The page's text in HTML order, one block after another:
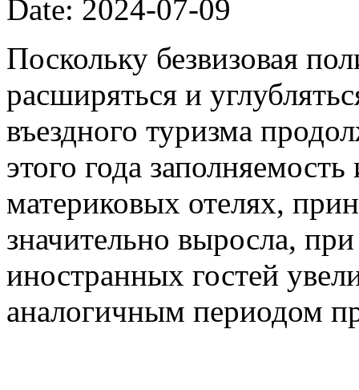
Date: 2024-07-09
Поскольку безвизовая
расширяться и
въездного туризма
этого года
материковых отелях,
значительно выросла,
иностранных гостей
аналогичным периодом